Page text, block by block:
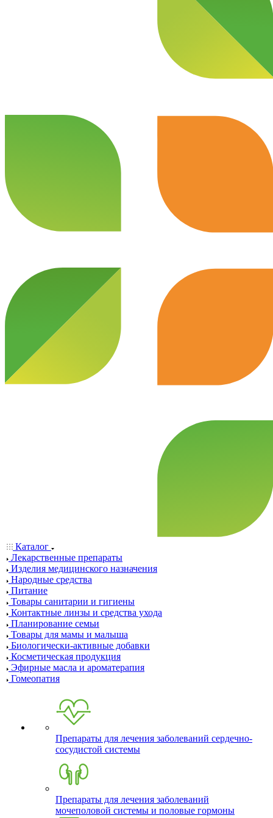
Каталог
Лекарственные препараты
Изделия медицинского назначения
Народные средства
Питание
Товары санитарии и гигиены
Контактные линзы и средства ухода
Планирование семьи
Товары для мамы и малыша
Биологически-активные добавки
Косметическая продукция
Эфирные масла и ароматерапия
Гомеопатия
Препараты для лечения заболеваний сердечно-
сосудистой системы
Препараты для лечения заболеваний
мочеполовой системы и половые гормоны